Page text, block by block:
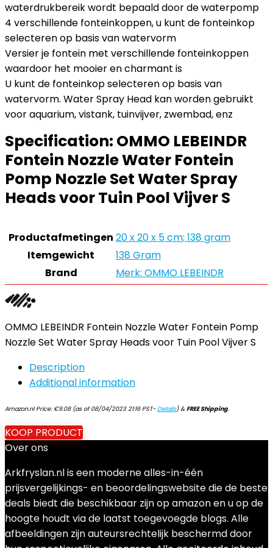
waterdrukbereik wordt bepaald door de waterpomp
4 verschillende fonteinkoppen, u kunt de fonteinkop
selecteren op basis van watervorm
Versier je fontein met verschillende fonteinkoppen
waardoor het mooier en charmant is
U kunt de fonteinkop selecteren op basis van
watervorm. Water Spray Head kan worden gebruikt
voor aquarium, vistank, tuinvijver, zwembad, enz
Specification: OMMO LEBEINDR
Fontein Nozzle Water Fontein
Pomp Nozzle Set Water Spray
Heads voor Tuin Pool Vijver S
Productafmetingen ‎20 x 20 x 5 cm; 138 gram
Itemgewicht
‎138 Gram
Brand
Merk: OMMO LEBEINDR
OMMO LEBEINDR Fontein Nozzle Water Fontein Pomp
Nozzle Set Water Spray Heads voor Tuin Pool Vijver S
Description
Additional information
Amazon.nl Price: €9.08(as of 08/04/2023 21:16 PST-Details)&FREE Shipping.
KOOP PRODUCT
Over ons
Arkfryslan.nl is een moderne alles-in-één
prijsvergelijkings- en beoordelingswebsite die de beste
deals biedt die beschikbaar zijn op amazon en u op de
hoogte houdt via de laatst toegevoegde blogs. Alle
afbeeldingen zijn auteursrechtelijk beschermd door